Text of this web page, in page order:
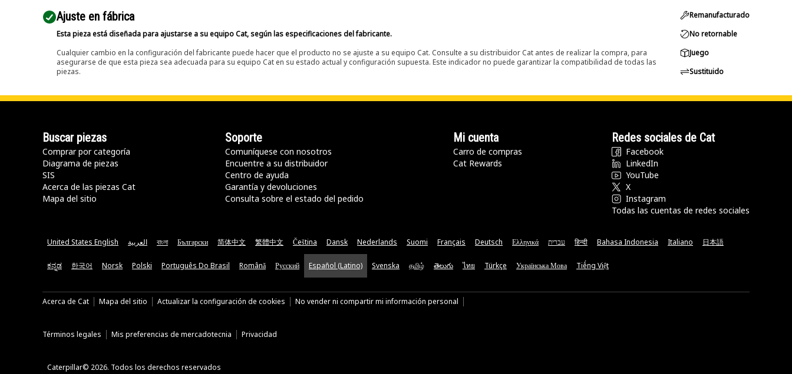
Ajuste en fábrica
Esta pieza está diseñada para ajustarse a su equipo Cat, según las especificaciones del fabricante.
Cualquier cambio en la configuración del fabricante puede hacer que el producto no se ajuste a su equipo Cat. Consulte a su distribuidor Cat antes de realizar la compra, para
asegurarse de que esta pieza sea adecuada para su equipo Cat en su estado actual y configuración supuesta. Este indicador no puede garantizar la compatibilidad de todas las
piezas.
Remanufacturado
No retornable
Juego
Sustituido
Buscar piezas
Comprar por categoría
Diagrama de piezas
SIS
Acerca de las piezas Cat
Mapa del sitio
Soporte
Comuníquese con nosotros
Encuentre a su distribuidor
Centro de ayuda
Garantía y devoluciones
Consulta sobre el estado del pedido
Mi cuenta
Carro de compras
Cat Rewards
Redes sociales de Cat
Facebook
LinkedIn
YouTube
X
Instagram
Todas las cuentas de redes sociales
United States English العربية বাংলা Български 简体中文 繁體中文 Čeština Dansk Nederlands Suomi Français Deutsch Ελληνικά עברית हिन्दी Bahasa Indonesia Italiano 日本語
ಕನ್ನಡ 한국어 Norsk Polski Português Do Brasil Română Русский Español (Latino) Svenska தமிழ் తెలుగు ไทย Türkçe Українська Мова Tiếng Việt
Acerca de Cat Mapa del sitio Actualizar la configuración de cookies No vender ni compartir mi información personal
Términos legales Mis preferencias de mercadotecnia Privacidad
Caterpillar© 2026. Todos los derechos reservados